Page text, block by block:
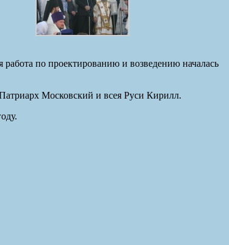
по проектированию и возведению началась
Московский и всея Руси Кирилл.